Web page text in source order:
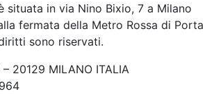
situata in via Nino Bixio, 7 a Milano
fermata della Metro Rossa di Porta
sono riservati.
20129 MILANO ITALIA